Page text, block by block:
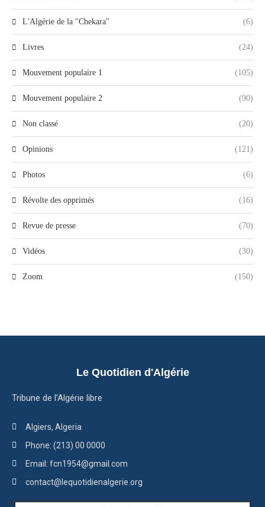
L'Algérie de la "Chekara" (6)
Livres (24)
Mouvement populaire 1 (105)
Mouvement populaire 2 (90)
Non classé (20)
Opinions (121)
Photos (6)
Révolte des opprimés (16)
Revue de presse (70)
Vidéos (30)
Zoom (150)
Le Quotidien d'Algérie
Tribune de l’Algérie libre
Algiers, Algeria
Phone: (213) 00 0000
Email: fcn1954@gmail.com
contact@lequotidienalgerie.org